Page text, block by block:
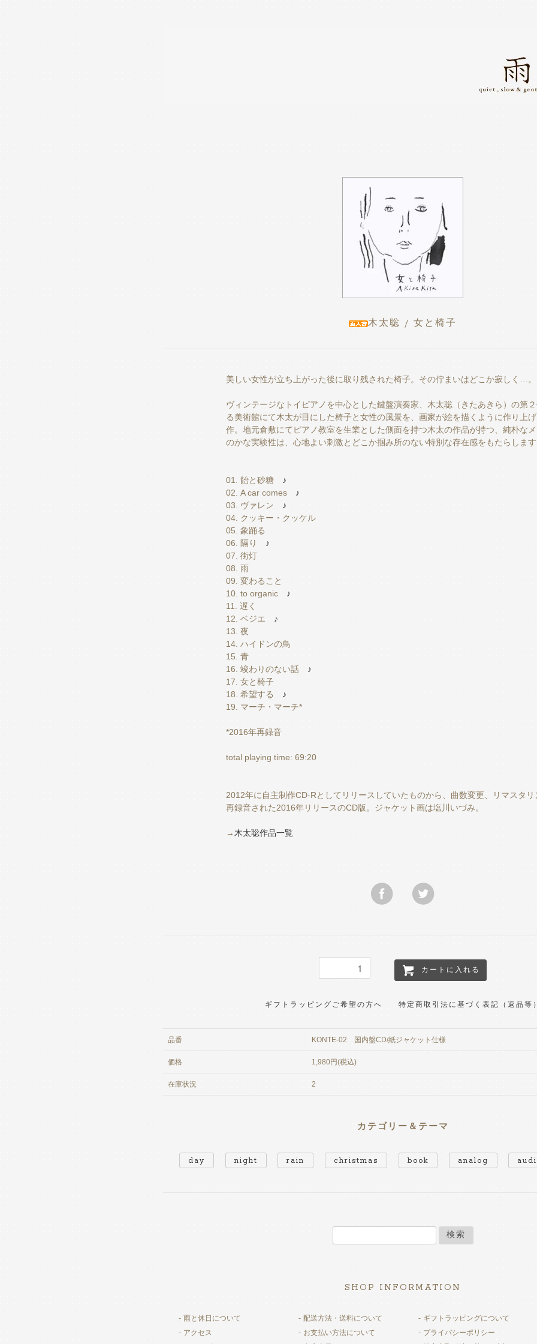
木太聡 / 女と椅子
美しい女性が立ち上がった後に取り残された椅子。その佇まいはどこか寂しく…。
ヴィンテージなトイピアノを中心とした鍵盤演奏家、木太聡（きたあきら）の第
る美術館にて木太が目にした椅子と女性の風景を、画家が絵を描くように作り上
作。地元倉敷にてピアノ教室を生業とした側面を持つ木太の作品が持つ、純朴な
のかな実験性は、心地よい刺激とどこか掴み所のない特別な存在感をもたらしま
01. 飴と砂糖 ♪
02. A car comes ♪
03. ヴァレン ♪
04. クッキー・クッケル
05. 象踊る
06. 隔り
♪
07. 街灯
08. 雨
09. 変わること
10. to organic ♪
11. 遅く
12. ベジエ ♪
13. 夜
14. ハイドンの鳥
15. 青
16. 竣わりのない話 ♪
17. 女と椅子
18. 希望する
♪
19. マーチ・マーチ*
*2016年再録音
total playing time: 69:20
2012年に自主制作CD-Rとしてリリースしていたものから、曲数変更、リマスタリ
再録音された2016年リリースのCD版。ジャケット画は塩川いづみ。
→ 木太聡作品一覧
カートに入れる
ギフトラッピングご希望の方へ 特定商取引法に基づく表記（返品等
品番 KONTE-02 国内盤CD/紙ジャケット仕様
価格 1,980円(税込)
在庫状況 2
カテゴリー＆テーマ
day night rain christmas book analog
検索
SHOP INFORMATION
雨と休日について
アクセス
配送方法・送料について
お支払い方法について
ギフトラッピングについて
プライバシーポリシー